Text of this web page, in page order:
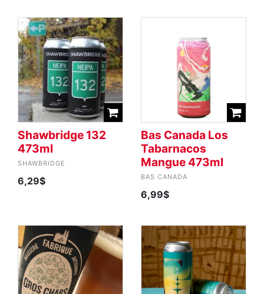
Shawbridge 132
473ml
SHAWBRIDGE
6,29$
Bas Canada Los
Tabarnacos
Mangue 473ml
BAS CANADA
6,99$